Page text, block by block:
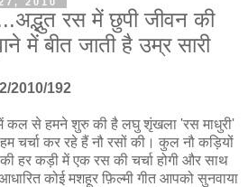
रस में छुपी जीवन की
में बीत जाती है उम्र सारी
2010/192
कल से हमने शुरु की है लघु शृंखला 'रस माधुरी'
चर्चा कर रहे हैं नौ रसों की। कुल नौ कड़ियों
हर कड़ी में एक रस की चर्चा होगी और साथ
कोई मशहूर फ़िल्मी गीत आपको सुनवाया